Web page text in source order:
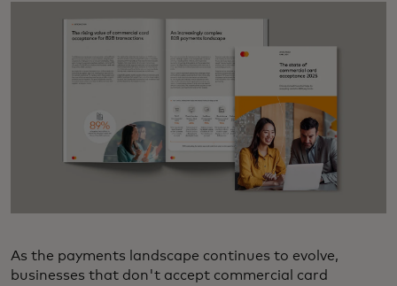
As the payments landscape continues to evolve,
businesses that don't accept commercial card